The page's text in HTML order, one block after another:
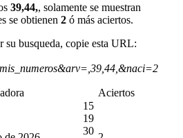
39,44,, solamente se muestran
se obtienen 2 ó más aciertos.
su busqueda, copie esta URL:
Aciertos
15
19
30